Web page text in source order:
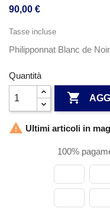
90,00 €
Tasse incluse
Philipponnat Blanc de
Quantità

 Ultimi articoli in
100%